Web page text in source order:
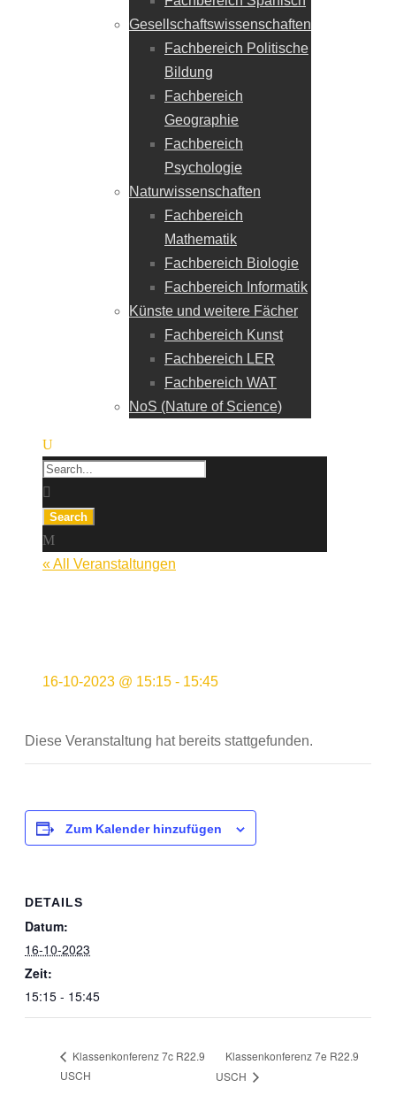
Gesellschaftswissenschaften
Fachbereich Politische
Bildung
Fachbereich
Geographie
Fachbereich
Psychologie
Naturwissenschaften
Fachbereich
Mathematik
Fachbereich Biologie
Fachbereich Informatik
Künste und weitere Fächer
Fachbereich Kunst
Fachbereich LER
Fachbereich WAT
NoS (Nature of Science)
« All Veranstaltungen
16-10-2023 @ 15:15 - 15:45
Diese Veranstaltung hat bereits stattgefunden.
Zum Kalender hinzufügen
DETAILS
Datum:
16-10-2023
Zeit:
15:15 - 15:45
Klassenkonferenz 7c R22.9
USCH
Klassenkonferenz 7e R22.9
USCH